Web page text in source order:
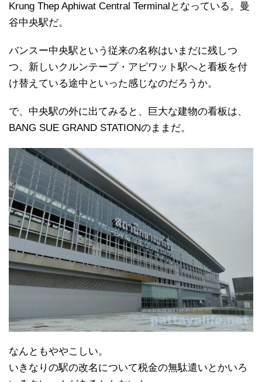
Krung Thep Aphiwat Central Terminalとなっている。曼
谷中央駅だ。
バンスー中央駅という従来の名称はいまだに残しつ
つ、新しいクルンテープ・アピワット駅へと看板を付
け替えている途中といった感じなのだろうか。
で、中央駅の外に出てみると、巨大な建物の看板は、
BANG SUE GRAND STATIONのままだ。
なんともややこしい。
いきなりの駅の改名について税金の無駄遣いとかいろ